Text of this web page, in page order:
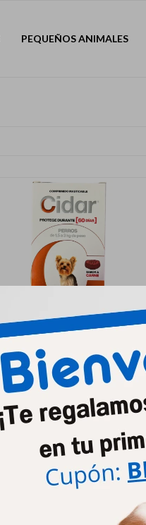
PEQUEÑOS ANIMALES
Cidar Perros 1.5 - 3 Kg